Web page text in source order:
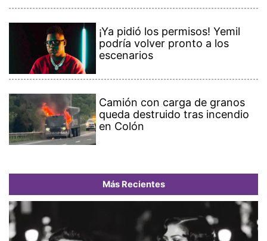
¡Ya pidió los permisos! Yemil
podría volver pronto a los
escenarios
Camión con carga de granos
queda destruido tras incendio
en Colón
Más Recientes